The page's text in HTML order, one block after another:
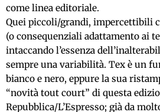
come linea editoriale.
Quei piccoli/grandi, impercettibili
(o consequenziali adattamento ai
intaccando l’essenza
sempre una variabilità. Tex è un
bianco e nero, eppure la sua
“novità tout court” di questa
Repubblica/L’Espresso; già da